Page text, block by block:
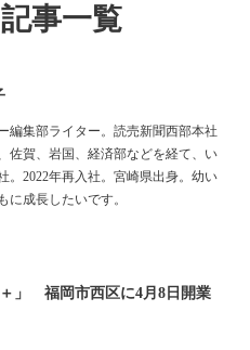
事一覧
編集部ライター。読売新聞西部本社
佐賀、岩国、経済部などを経て、い
。2022年再入社。宮崎県出身。幼い
に成長したいです。
」 福岡市西区に4月8日開業